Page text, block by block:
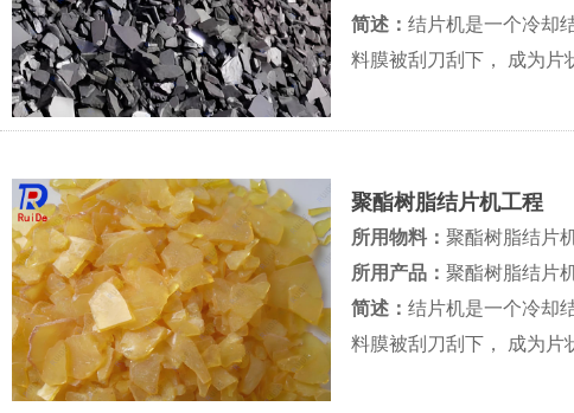
简述： 结片机是一个冷却
料膜被刮刀刮下， 成为片
聚酯树脂结片机工程
所用物料： 聚酯树脂结片
所用产品： 聚酯树脂结片
简述： 结片机是一个冷却
料膜被刮刀刮下， 成为片